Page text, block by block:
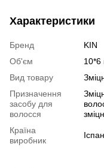
Характеристики
Бренд
KIN
Об'єм
10*6
Вид товару
Призначення
засобу для
волосся
Країна
виробник